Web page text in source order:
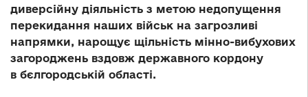
диверсійну діяльність з метою недопущення
перекидання наших військ на загрозливі
напрямки, нарощує щільність мінно-вибухових
загороджень вздовж державного кордону
в бєлгородській області.